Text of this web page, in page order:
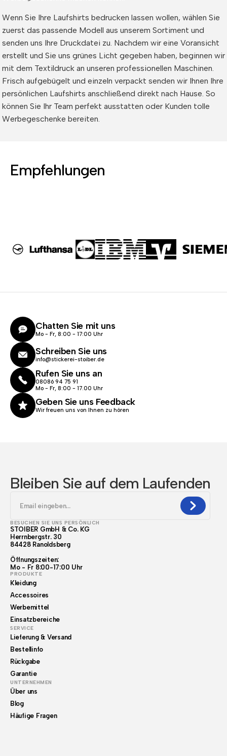
Wenn Sie Ihre Laufshirts bedrucken lassen wollen, wählen Sie
zuerst das passende Modell aus unserem Sortiment und
senden uns Ihre Druckdatei zu. Nachdem wir eine Voransicht
erstellt und Sie uns grünes Licht gegeben haben, beginnen wir
mit dem Textildruck an unseren professionellen Maschinen.
Frisch aufgebügelt und einzeln verpackt senden wir Ihnen Ihre
persönlichen Laufshirts anschließend direkt nach Hause. So
können Sie Ihr Team perfekt ausstatten oder Kunden tolle
Werbegeschenke bereiten.
Empfehlungen
Chatten Sie mit uns
Mo - Fr, 8:00 - 17:00 Uhr
Schreiben Sie uns
info@stickerei-stoiber.de
Rufen Sie uns an
08086 94 75 91
Mo - Fr, 8:00 - 17.00 Uhr
Geben Sie uns Feedback
Wir freuen uns von Ihnen zu hören
Bleiben Sie auf dem Laufenden
BESUCHEN SIE UNS PERSÖNLICH
STOIBER GmbH & Co. KG
Herrnbergstr. 30
84428 Ranoldsberg
Öffnungszeiten:
Mo - Fr 8:00-17:00 Uhr
PRODUKTE
Kleidung
Accessoires
Werbemittel
Einsatzbereiche
SERVICE
Lieferung & Versand
Bestellinfo
Rückgabe
Garantie
UNTERNEHMEN
Über uns
Blog
Häufige Fragen